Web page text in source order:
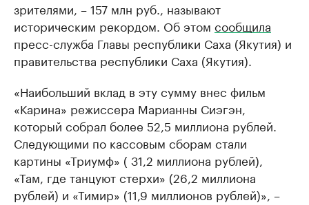
зрителями, – 157 млн руб., называют
историческим рекордом. Об этом сообщила
пресс-служба Главы республики Саха (Якутия) и
правительства республики Саха (Якутия).
«Наибольший вклад в эту сумму внес фильм
«Карина» режиссера Марианны Сиэгэн,
который собрал более 52,5 миллиона рублей.
Следующими по кассовым сборам стали
картины «Триумф» ( 31,2 миллиона рублей),
«Там, где танцуют стерхи» (26,2 миллиона
рублей) и «Тимир» (11,9 миллионов рублей)», –